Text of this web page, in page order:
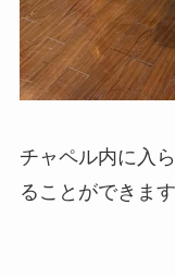
チャペル内に入
ることができます